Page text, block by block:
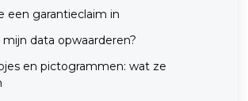
een garantieclaim in
mijn data opwaarderen?
en pictogrammen: wat ze